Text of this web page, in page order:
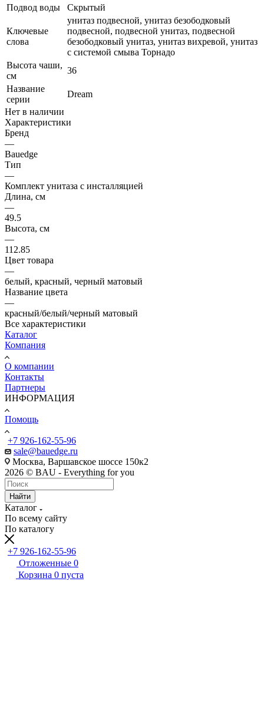
Подвод воды Скрытый
Ключевые
слова
унитаз подвесной, унитаз безободковый
подвесной, подвесной унитаз, подвесной
безободковый унитаз, унитаз вихревой, унитаз
с системой смыва Торнадо
Высота чаши,
см
36
Название
серии
Dream
Нет в наличии
Характеристики
Бренд
—
Bauedge
Тип
—
Комплект унитаза c инсталляцией
Длина, см
—
49.5
Высота, см
—
112.85
Цвет товара
—
белый, красный, черный матовый
Название цвета
—
красный/белый/черный матовый
Все характеристики
Каталог
Компания
О компании
Контакты
Партнеры
ИНФОРМАЦИЯ
Помощь
+7 926-162-55-96
sale@bauedge.ru
Москва, Варшавское шоссе 150к2
2026 © BAU - Everything for you
Найти
Каталог
По всему сайту
По каталогу
+7 926-162-55-96
Отложенные 0
Корзина 0 пуста